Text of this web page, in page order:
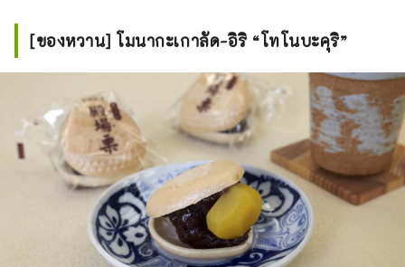
[ของหวาน] โมนากะเกาลัด-อิริ “โทโนบะคุริ”